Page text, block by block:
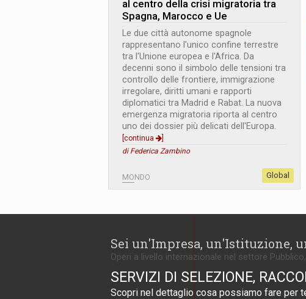
al centro della crisi migratoria tra
Spagna, Marocco e Ue
Le due città autonome spagnole
rappresentano l'unico confine terrestre
tra l'Unione europea e l'Africa. Da
decenni sono il simbolo delle tensioni tra
controllo delle frontiere, immigrazione
irregolare, diritti umani e rapporti
diplomatici tra Madrid e Rabat. La nuova
emergenza migratoria riporta al centro
uno dei dossier più delicati dell'Europa.
[continua
di Federica Zambino
MONDO Global
Sei un'Impresa, un'Istituzione,
Operi a livello internazionale nel settore
SERVIZI DI SELEZIONE,
Scopri nel dettaglio cosa possiamo fare per